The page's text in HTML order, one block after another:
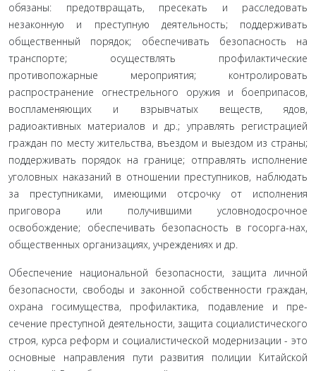
обязаны: предотвращать, пресекать и расследовать
незаконную и преступную деятельность; поддерживать
общественный по­рядок; обеспечивать безопасность на
транспорте; осуществлять профилактические
противопожарные мероприятия; контроли­ровать
распространение огнестрельного оружия и боеприпасов,
воспламеняющих и взрывчатых веществ, ядов,
радиоактивных материалов и др.; управлять регистрацией
граждан по месту жи­тельства, въездом и выездом из страны;
поддерживать порядок на границе; отправлять исполнение
уголовных наказаний в отно­шении преступников, наблюдать
за преступниками, имеющими отсрочку от исполнения
приговора или получившими условно­досрочное
освобождение; обеспечивать безопасность в госорга-нах,
общественных организациях, учреждениях и др.
Обеспечение национальной безопасности, защита лич­ной
безопасности, свободы и законной собственности граж­дан,
охрана госимущества, профилактика, подавление и пре­
сечение преступной деятельности, защита социалистического
строя, курса реформ и социалистической модернизации - это
основные направления пути развития полиции Китайской